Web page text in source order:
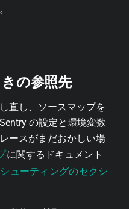
の参照先
直し、ソースマップを
の設定と環境変数
ースがまだおかしい場
に関するドキュメント
ューティングのセクシ